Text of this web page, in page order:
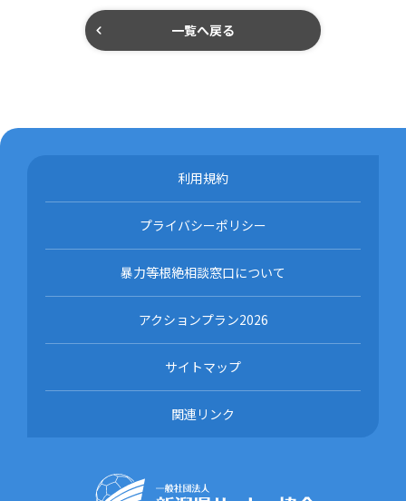
一覧へ戻る
利用規約
プライバシーポリシー
暴力等根絶相談窓口について
アクションプラン2026
サイトマップ
関連リンク